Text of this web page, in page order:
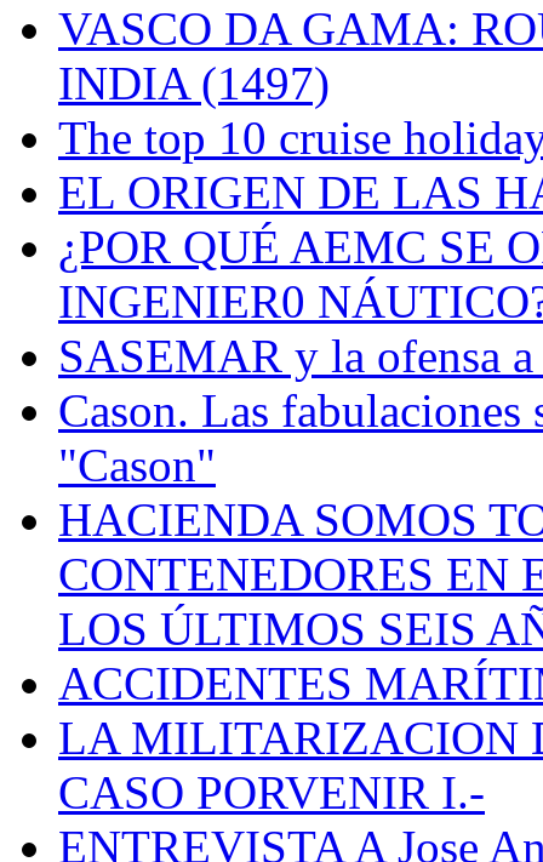
VASCO DA GAMA:
INDIA (1497)
The top 10 cruise
EL ORIGEN DE LAS
¿POR QUÉ AEMC SE
INGENIER0
SASEMAR y la ofensa a
Cason. Las fabulaciones
"Cason"
HACIENDA SOMOS
CONTENEDORES EN
LOS ÚLTIMOS SEIS
ACCIDENTES
LA MILITARIZACION
CASO PORVENIR I.-
ENTREVISTA A Jose